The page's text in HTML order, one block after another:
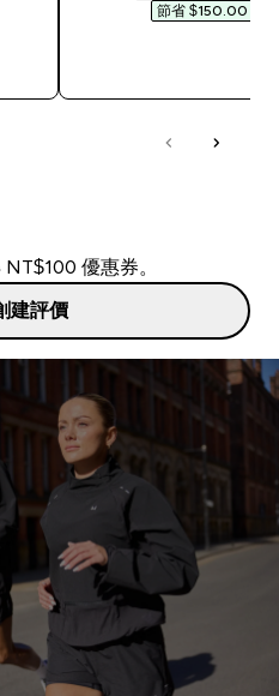
節省 $150.00‎
優惠券。
建評價